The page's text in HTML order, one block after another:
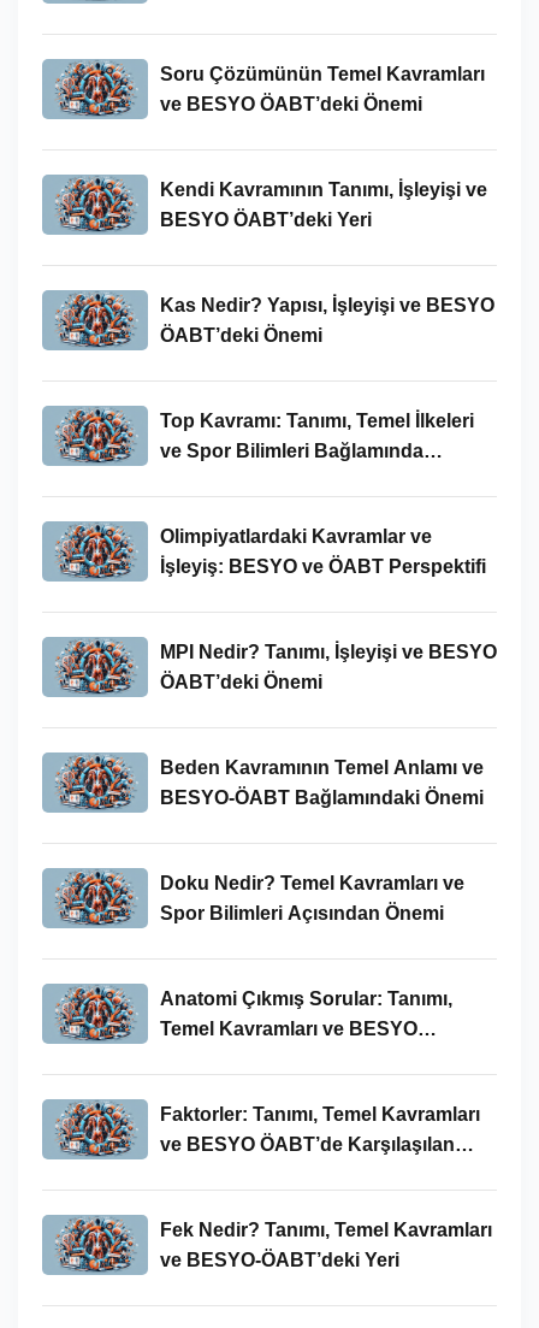
Soru Çözümünün Temel Kavramları
ve BESYO ÖABT’deki Önemi
Kendi Kavramının Tanımı, İşleyişi ve
BESYO ÖABT’deki Yeri
Kas Nedir? Yapısı, İşleyişi ve BESYO
ÖABT’deki Önemi
Top Kavramı: Tanımı, Temel İlkeleri
ve Spor Bilimleri Bağlamında
Olimpiyatlardaki Kavramlar ve
İşleyiş: BESYO ve ÖABT Perspektifi
MPI Nedir? Tanımı, İşleyişi ve BESYO
ÖABT’deki Önemi
Beden Kavramının Temel Anlamı ve
BESYO-ÖABT Bağlamındaki Önemi
Doku Nedir? Temel Kavramları ve
Spor Bilimleri Açısından Önemi
Anatomi Çıkmış Sorular: Tanımı,
Temel Kavramları ve BESYO
Faktorler: Tanımı, Temel Kavramları
ve BESYO ÖABT’de Karşılaşılan
Fek Nedir? Tanımı, Temel Kavramları
ve BESYO-ÖABT’deki Yeri